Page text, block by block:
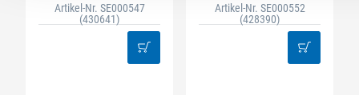
Artikel-Nr. SE000547
(430641)
Artikel-Nr. SE000552
(428390)